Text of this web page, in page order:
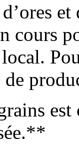
cours
de